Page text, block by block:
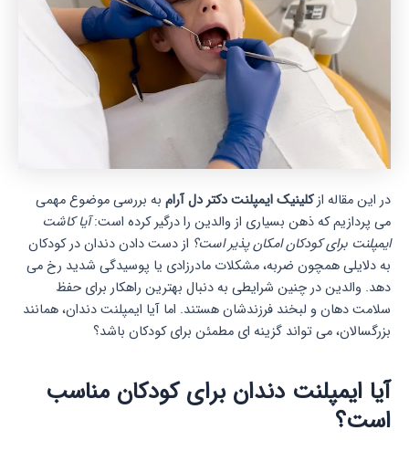
در این مقاله ازکلینیک ایمپلنت دکتر دل آرام به بررسی موضوع مهمی
می پردازیم که ذهن بسیاری از والدین را درگیر کرده است:آیا کاشت
ایمپلنت برای کودکان امکان پذیر است؟ از دست دادن دندان در کودکان
به دلایلی همچون ضربه، مشکلات مادرزادی یا پوسیدگی شدید رخ می
دهد. والدین در چنین شرایطی به دنبال بهترین راهکار برای حفظ
سلامت دهان و لبخند فرزندشان هستند. اما آیا ایمپلنت دندان، همانند
بزرگسالان، می تواند گزینه ای مطمئن برای کودکان باشد؟
آیا ایمپلنت دندان برای کودکان مناسب
است؟